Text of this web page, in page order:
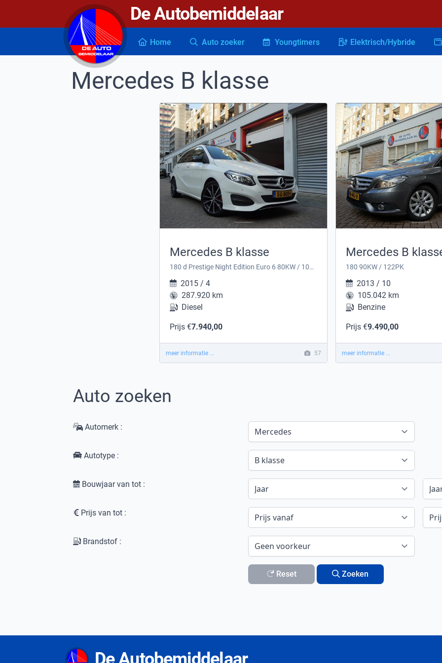
De Autobemiddelaar
Home Auto zoeker Youngtimers Elektrisch/Hybride
De autobemiddelaar
Mercedes B klasse
Mercedes B klasse
180 d Prestige Night Edition Euro 6 80KW / 109PK
2015 / 4
287.920 km
Diesel
Prijs €7.940,00
meer informatie ... 57
Mercedes B
180 90KW / 122PK
2013 / 10
105.042 km
Benzine
Prijs €9.490,00
meer informatie ...
Auto zoeken
Automerk :
Autotype :
Bouwjaar van tot :
Prijs van tot :
Brandstof :
Reset Zoeken